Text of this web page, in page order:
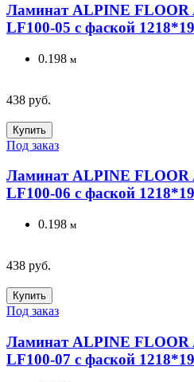
Ламинат ALPINE FLOOR
LF100-05 с фаской
0.198 м
438 руб.
Купить
Под заказ
Ламинат ALPINE FLOOR
LF100-06 с фаской
0.198 м
438 руб.
Купить
Под заказ
Ламинат ALPINE FLOOR
LF100-07 с фаской